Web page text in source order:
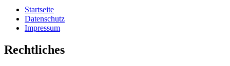
Startseite
Datenschutz
Impressum
Rechtliches